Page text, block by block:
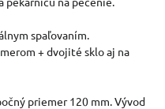
spaľovaním.
+ dvojité sklo aj na
priemer 120 mm. Vývod